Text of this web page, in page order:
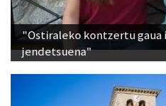
"Ostiraleko kontzertu gaua
jendetsuena"